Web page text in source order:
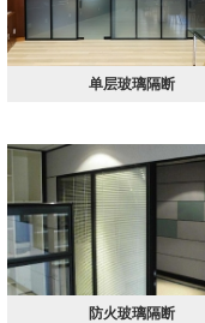
单层玻璃隔断
防火玻璃隔断